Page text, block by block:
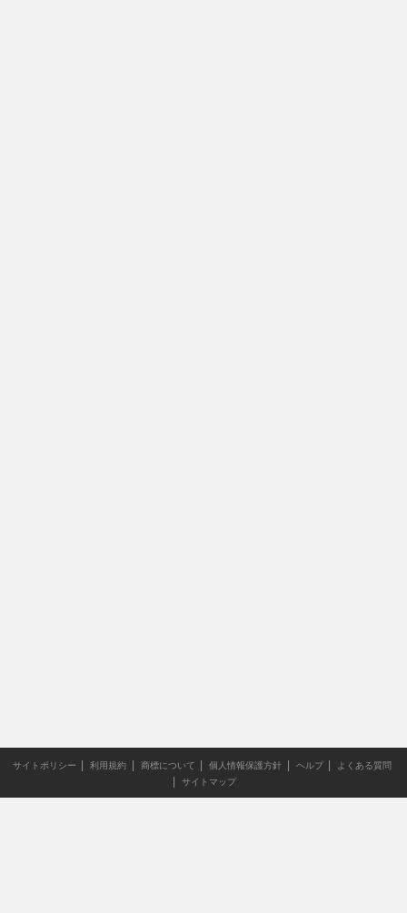
サイトポリシー 利用規約 商標について 個人情報保護方針 ヘルプ
よくある質問
サイトマップ